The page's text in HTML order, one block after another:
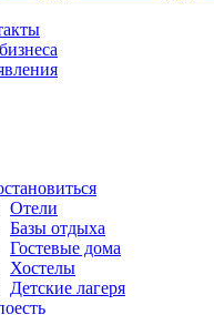
Отели
Базы отдыха
Гостевые дома
Хостелы
Детские лагеря